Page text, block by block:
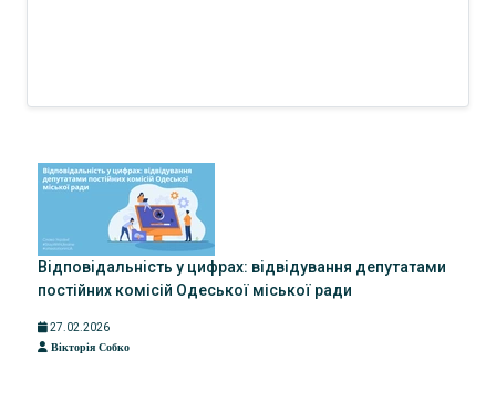
Відповідальність у цифрах: відвідування депутатами
постійних комісій Одеської міської ради
27.02.2026
Вікторія Собко